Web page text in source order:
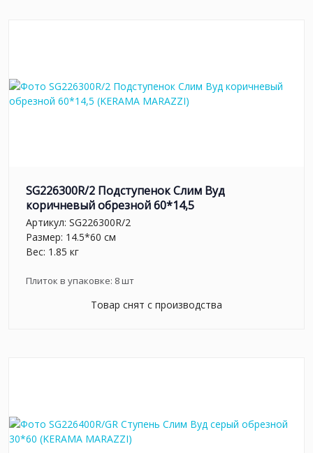
SG226300R/2 Подступенок Слим Вуд
коричневый обрезной 60*14,5
Артикул: SG226300R/2
Размер: 14.5*60 см
Вес: 1.85 кг
Плиток в упаковке: 8шт
Товар снят с производства